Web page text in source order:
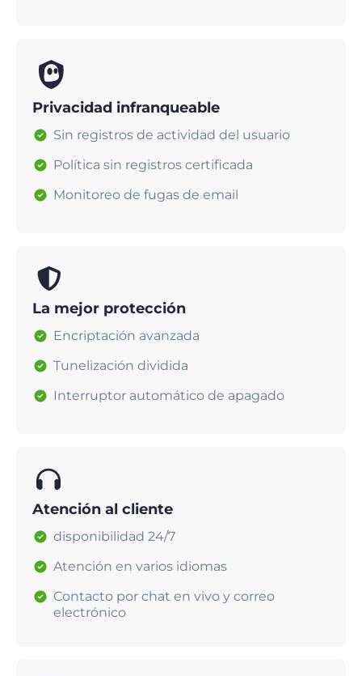
Privacidad infranqueable
Sin registros de actividad del usuario
Política sin registros certificada
Monitoreo de fugas de email
La mejor protección
Encriptación avanzada
Tunelización dividida
Interruptor automático de apagado
Atención al cliente
disponibilidad 24/7
Atención en varios idiomas
Contacto por chat en vivo y correo
electrónico